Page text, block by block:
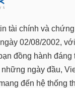
tài chính và
02/08/2002,
đồng hành đáng
ngày đầu,
đến hệ thống